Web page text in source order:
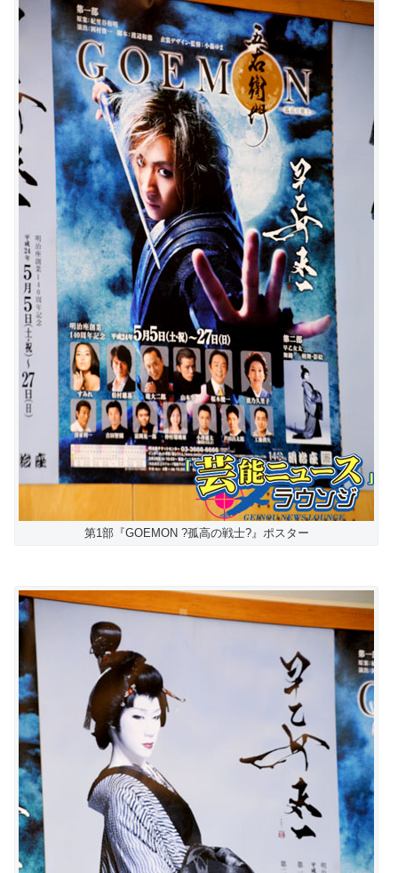
第1部『GOEMON ?孤高の戦士?』ポスター